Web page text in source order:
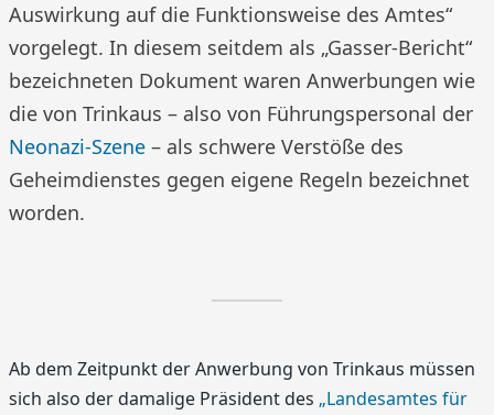
Auswirkung auf die Funktionsweise des Amtes“
vorgelegt. In diesem seitdem als „Gasser-Bericht“
bezeichneten Dokument waren Anwerbungen wie
die von Trinkaus – also von Führungspersonal der
Neonazi-Szene – als schwere Verstöße des
Geheimdienstes gegen eigene Regeln bezeichnet
worden.
Ab dem Zeitpunkt der Anwerbung von Trinkaus müssen
sich also der damalige Präsident des „Landesamtes für